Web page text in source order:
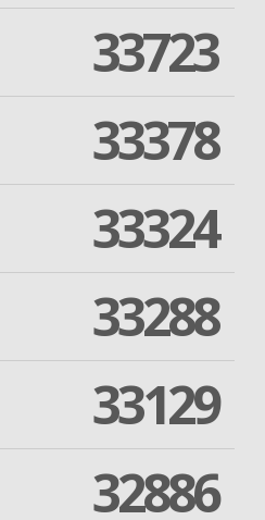
33723
33378
33324
33288
33129
32886